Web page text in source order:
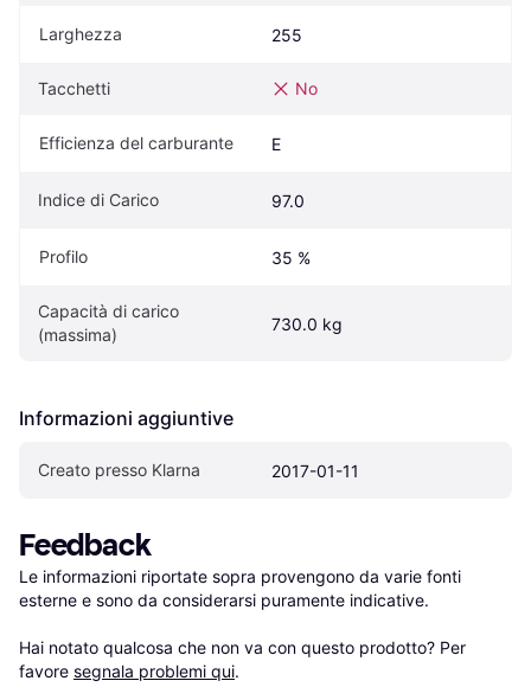
Larghezza 255
Tacchetti No
Efficienza del carburante E
Indice di Carico 97.0
Profilo 35 %
Capacità di carico
(massima)
730.0 kg
Informazioni aggiuntive
Creato presso Klarna 2017-01-11
Feedback
Le informazioni riportate sopra provengono da varie fonti
esterne e sono da considerarsi puramente indicative.
Hai notato qualcosa che non va con questo prodotto? Per
favore segnala problemi qui.